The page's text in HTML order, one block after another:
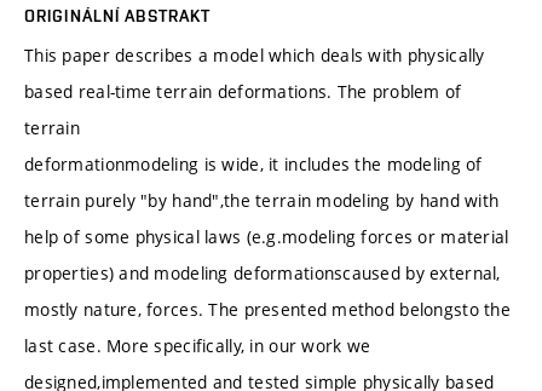
ORIGINÁLNÍ ABSTRAKT
This paper describes a model which deals with physically
based real-time terrain deformations. The problem of
terrain
deformationmodeling is wide, it includes the modeling of
terrain purely "by hand",the terrain modeling by hand with
help of some physical laws (e.g.modeling forces or material
properties) and modeling deformationscaused by external,
mostly nature, forces. The presented method belongsto the
last case. More specifically, in our work we
designed,implemented and tested simple physically based